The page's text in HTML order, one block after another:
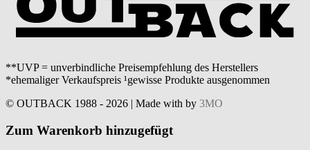
**UVP = unverbindliche Preisempfehlung des Herstellers
*ehemaliger Verkaufspreis ¹gewisse Produkte ausgenommen
© OUTBACK 1988 - 2026 | Made with by 3MO
Zum Warenkorb hinzugefügt